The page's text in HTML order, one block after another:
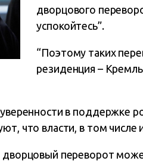
дворцового
успокойтесь”.
“Поэтому таких
резиденция –
в поддержке
что власти, в том
дворцовый переворот